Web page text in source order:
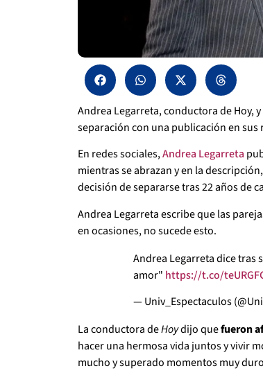
Andrea Legarreta, conductora de Hoy,
separación con una publicación en sus
En redes sociales,Andrea Legarreta
mientras se abrazan y en la
decisión de separarse tras 22 años de
Andrea Legarreta escribe que las
en ocasiones, no sucede esto.
Andrea Legarreta dice tras
amor" https://t.co/
— Univ_Espectaculos
La conductora deHoydijo quefueron
hacer una hermosa vida juntos y vivir
mucho y superado momentos muy